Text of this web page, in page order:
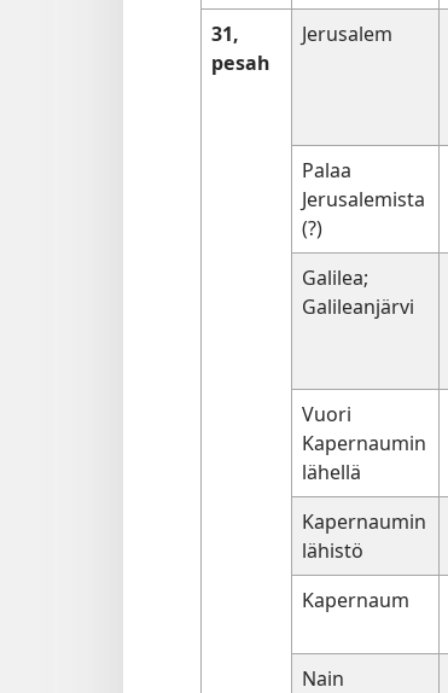
31,
pesah
Jerusalem
Palaa
Jerusalemista
(?)
Galilea;
Galileanjärvi
Vuori
Kapernaumin
lähellä
Kapernaumin
lähistö
Kapernaum
Nain